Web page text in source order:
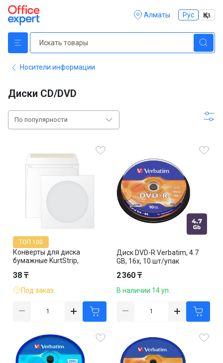
Алматы Рус Қаз
Носители информации
Диски CD/DVD
По популярности
Конверты для диска
бумажные KurtStrip,
окошком, цена за штуку
ТОП 100
38 ₸
Под заказ
Диск DVD-R Verbatim, 4.7
GB, 16х, 10 шт/упак
2 360 ₸
В наличии 14 уп.